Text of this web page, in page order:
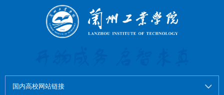
国内高校网站链接